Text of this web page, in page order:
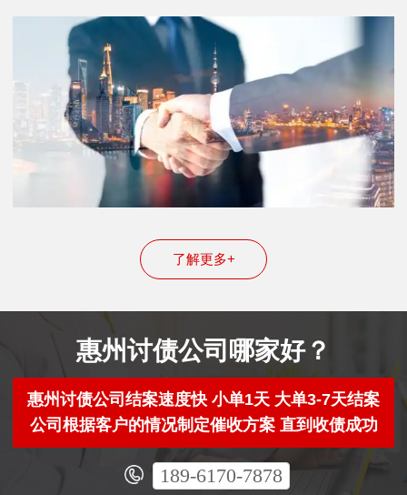
了解更多+
惠州讨债公司哪家好？
惠州讨债公司结案速度快 小单1天 大单3-7天结案
公司根据客户的情况制定催收方案 直到收债成功
189-6170-7878